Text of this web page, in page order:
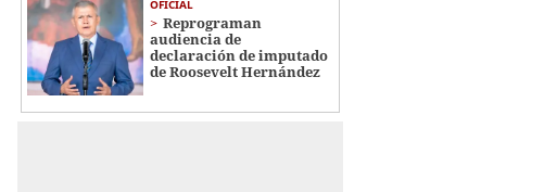
OFICIAL
Reprograman
audiencia de
declaración de imputado
de Roosevelt Hernández